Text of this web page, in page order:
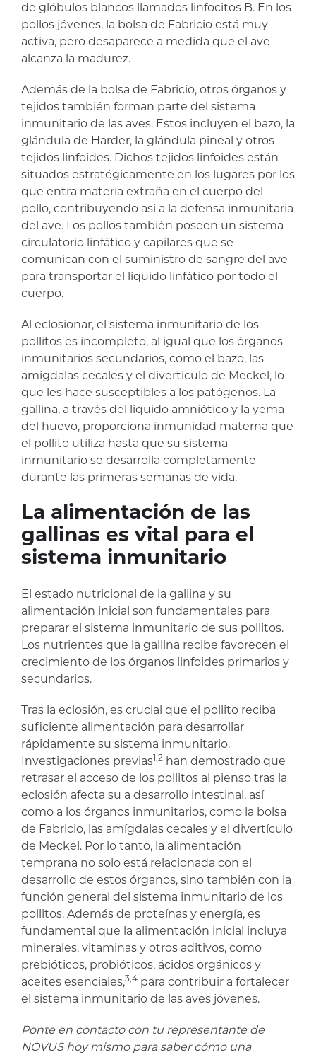
de glóbulos blancos llamados linfocitos B. En los
pollos jóvenes, la bolsa de Fabricio está muy
activa, pero desaparece a medida que el ave
alcanza la madurez.
Además de la bolsa de Fabricio, otros órganos y
tejidos también forman parte del sistema
inmunitario de las aves. Estos incluyen el bazo, la
glándula de Harder, la glándula pineal y otros
tejidos linfoides. Dichos tejidos linfoides están
situados estratégicamente en los lugares por los
que entra materia extraña en el cuerpo del
pollo, contribuyendo así a la defensa inmunitaria
del ave. Los pollos también poseen un sistema
circulatorio linfático y capilares que se
comunican con el suministro de sangre del ave
para transportar el líquido linfático por todo el
cuerpo.
Al eclosionar, el sistema inmunitario de los
pollitos es incompleto, al igual que los órganos
inmunitarios secundarios, como el bazo, las
amígdalas cecales y el divertículo de Meckel, lo
que les hace susceptibles a los patógenos. La
gallina, a través del líquido amniótico y la yema
del huevo, proporciona inmunidad materna que
el pollito utiliza hasta que su sistema
inmunitario se desarrolla completamente
durante las primeras semanas de vida.
La alimentación de las
gallinas es vital para el
sistema inmunitario
El estado nutricional de la gallina y su
alimentación inicial son fundamentales para
preparar el sistema inmunitario de sus pollitos.
Los nutrientes que la gallina recibe favorecen el
crecimiento de los órganos linfoides primarios y
secundarios.
Tras la eclosión, es crucial que el pollito reciba
suficiente alimentación para desarrollar
rápidamente su sistema inmunitario.
Investigaciones previas1,2 han demostrado que
retrasar el acceso de los pollitos al pienso tras la
eclosión afecta su a desarrollo intestinal, así
como a los órganos inmunitarios, como la bolsa
de Fabricio, las amígdalas cecales y el divertículo
de Meckel. Por lo tanto, la alimentación
temprana no solo está relacionada con el
desarrollo de estos órganos, sino también con la
función general del sistema inmunitario de los
pollitos. Además de proteínas y energía, es
fundamental que la alimentación inicial incluya
minerales, vitaminas y otros aditivos, como
prebióticos, probióticos, ácidos orgánicos y
aceites esenciales,3,4 para contribuir a fortalecer
el sistema inmunitario de las aves jóvenes.
Ponte en contacto con tu representante de
NOVUS hoy mismo para saber cómo una